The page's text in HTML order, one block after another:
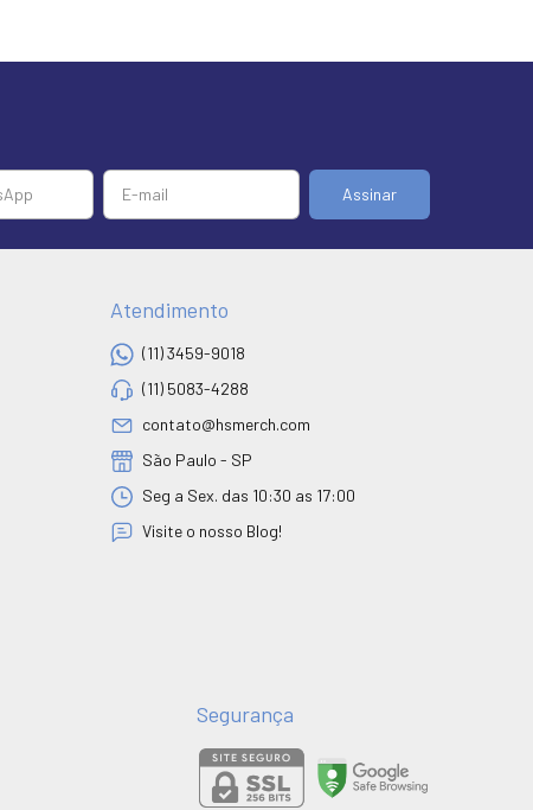
Atendimento
(11) 3459-9018
(11) 5083-4288
contato@hsmerch.com
São Paulo - SP
Seg a Sex. das 10:30 as 17:00
Visite o nosso Blog!
Segurança